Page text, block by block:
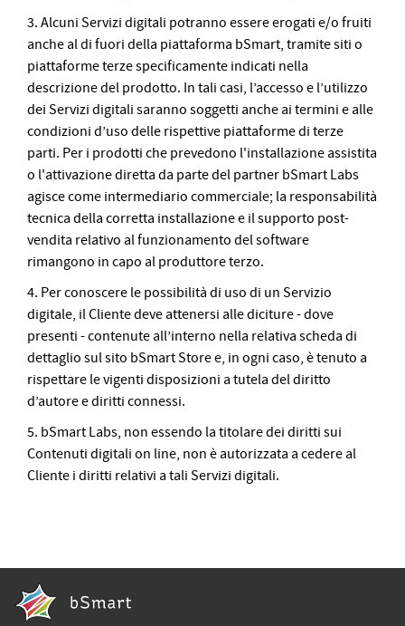
3. Alcuni Servizi digitali potranno essere erogati e/o fruiti
anche al di fuori della piattaforma bSmart, tramite siti o
piattaforme terze specificamente indicati nella
descrizione del prodotto. In tali casi, l’accesso e l’utilizzo
dei Servizi digitali saranno soggetti anche ai termini e alle
condizioni d’uso delle rispettive piattaforme di terze
parti. Per i prodotti che prevedono l'installazione assistita
o l'attivazione diretta da parte del partner bSmart Labs
agisce come intermediario commerciale; la responsabilità
tecnica della corretta installazione e il supporto post-
vendita relativo al funzionamento del software
rimangono in capo al produttore terzo.
4. Per conoscere le possibilità di uso di un Servizio
digitale, il Cliente deve attenersi alle diciture - dove
presenti - contenute all’interno nella relativa scheda di
dettaglio sul sito bSmart Store e, in ogni caso, è tenuto a
rispettare le vigenti disposizioni a tutela del diritto
d’autore e diritti connessi.
5. bSmart Labs, non essendo la titolare dei diritti sui
Contenuti digitali on line, non è autorizzata a cedere al
Cliente i diritti relativi a tali Servizi digitali.